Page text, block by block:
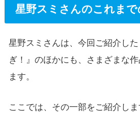
星野スミさんのこれま
星野スミさんは、今回ご紹介し
ぎ！』のほかにも、さまざまな
ます。
ここでは、その一部をご紹介しま